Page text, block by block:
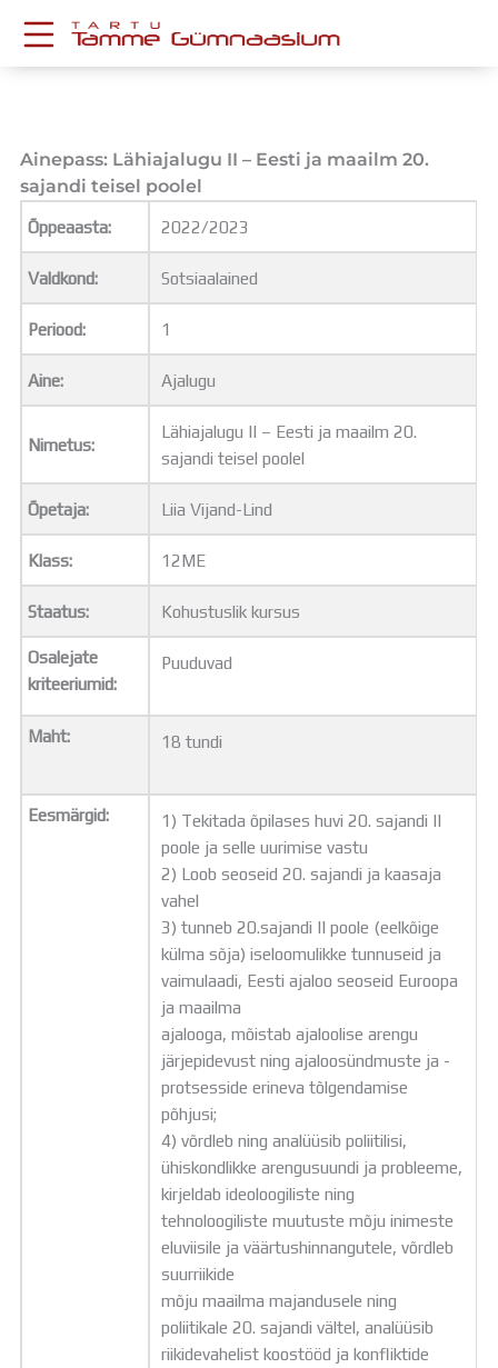
content
Postkast
Drive
Tamme TV
Tamme Leht
Kooliraadio
Koorilaul
ÕPPETÖÖ
Tunniplaan
Aastaplaan
Õppekava
Ainepassid
Huviringid
Õpilastööd (UPT)
Distantsõpe
Kodukord
Projektid
ÜLDINFO
Sisseastumine
Dokumendid
Vilistlastele
Virtuaaltuur
Õpilasesindus
Kontaktid
Tööpakkumised
Ainepass: Lähiajalugu II – Eesti ja maailm 20.
sajandi teisel poolel
Õppeaasta: 2022/2023
Valdkond: Sotsiaalained
Periood: 1
Aine: Ajalugu
Nimetus:
Lähiajalugu II – Eesti ja maailm 20.
sajandi teisel poolel
Õpetaja: Liia Vijand-Lind
Klass: 12ME
Staatus: Kohustuslik kursus
Osalejate
kriteeriumid:
Puuduvad
Maht: 18 tundi
Eesmärgid:
1) Tekitada õpilases huvi 20. sajandi II
poole ja selle uurimise vastu
2) Loob seoseid 20. sajandi ja kaasaja
vahel
3) tunneb 20.sajandi II poole (eelkõige
külma sõja) iseloomulikke tunnuseid ja
vaimulaadi, Eesti ajaloo seoseid Euroopa
ja maailma
ajalooga, mõistab ajaloolise arengu
järjepidevust ning ajaloosündmuste ja -
protsesside erineva tõlgendamise
põhjusi;
4) võrdleb ning analüüsib poliitilisi,
ühiskondlikke arengusuundi ja probleeme,
kirjeldab ideoloogiliste ning
tehnoloogiliste muutuste mõju inimeste
eluviisile ja väärtushinnangutele, võrdleb
suurriikide
mõju maailma majandusele ning
poliitikale 20. sajandi vältel, analüüsib
riikidevahelist koostööd ja konfliktide